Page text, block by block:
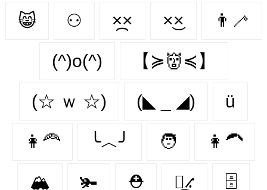
😸 ⚇ ×᷼× ×͜× 👨‍🦯‍
(^)o(^) 【≽👹≼】
(☆ ｗ ☆) (◣ _ ◢) ü
👩‍🦰 ╰︿╯ 🧑 👩‍🦱
🏔 🫚 ⛑ ⳻᷼⳺ 🗄